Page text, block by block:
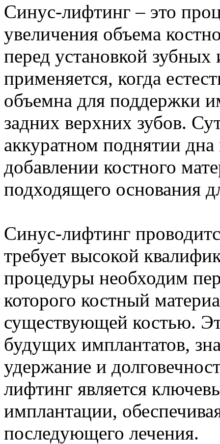
Синус-лифтинг – это
увеличения объема
перед установкой
применяется, когда
объемна для поддержки
задних верхних зубов.
аккуратном поднятии
добавлении костного
подходящего основания
Синус-лифтинг
требует высокой
процедуры необходим
которого костный
существующей костью.
будущих имплантатов,
удержание и
лифтинг является
имплантации,
последующего лечения.